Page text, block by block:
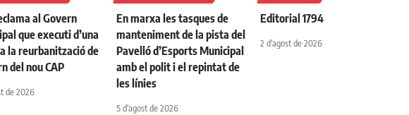
al Govern
que executi d’una
la reurbanització de
del nou CAP
de 2026
En marxa les tasques de
manteniment de la pista del
Pavelló d’Esports Municipal
amb el polit i el repintat de
les línies
5 d'agost de 2026
Editorial 1794
2 d'agost de 2026